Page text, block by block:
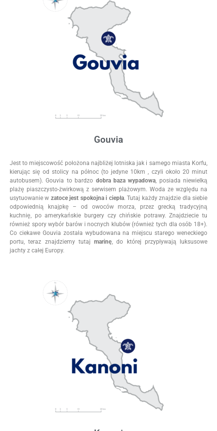
Gouvia
Jest to miejscowość położona najbliżej lotniska jak i samego miasta Korfu,
kierując się od stolicy na północ (to jedyne 10km , czyli około 20 minut
autobusem). Gouvia to bardzo dobra baza wypadowa, posiada niewielką
plażę piaszczysto-żwirkową z serwisem plażowym. Woda ze względu na
usytuowanie w zatoce jest spokojna i ciepła. Tutaj każdy znajdzie dla siebie
odpowiednią knajpkę – od owoców morza, przez grecką tradycyjną
kuchnię, po amerykańskie burgery czy chińskie potrawy. Znajdziecie tu
również spory wybór barów i nocnych klubów (również tych dla osób 18+).
Co ciekawe Gouvia została wybudowana na miejscu starego weneckiego
portu, teraz znajdziemy tutaj marinę, do której przypływają luksusowe
jachty z całej Europy.